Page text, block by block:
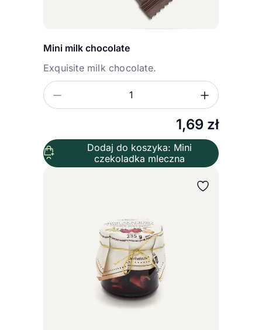
Mini milk chocolate
Exquisite milk chocolate.
1,69 zł
Zmniejsz ilość
Dodaj do koszyka: Mini
czekoladka mleczna